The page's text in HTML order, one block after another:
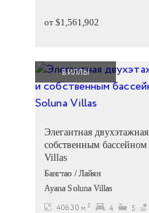
от $1,561,902
ВИЛЛЫ
Элегантная
собственным
Villas
Бангтао / Лайян
Ayana Soluna Villas
406.30 м2 4 5